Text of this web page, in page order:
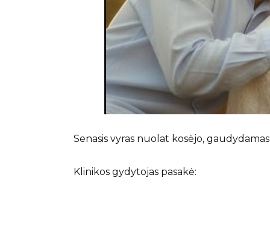
Senasis vyras nuolat kosėjo,
Klinikos gydytojas pasakė: